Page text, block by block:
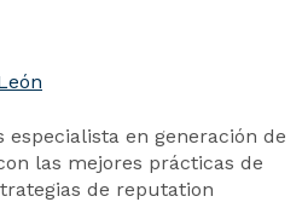
especialista en generación de
las mejores prácticas de
de reputation